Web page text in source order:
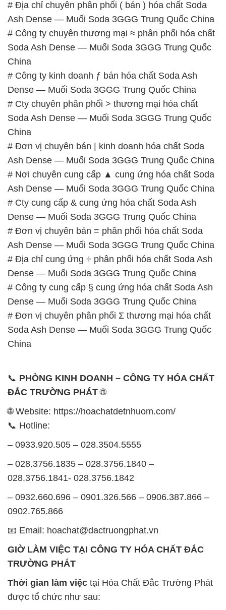
# Địa chỉ chuyên phân phối ( bán ) hóa chất Soda
Ash Dense — Muối Soda 3GGG Trung Quốc China
# Công ty chuyên thương mại ≈ phân phối hóa chất
Soda Ash Dense — Muối Soda 3GGG Trung Quốc
China
# Công ty kinh doanh ƒ bán hóa chất Soda Ash
Dense — Muối Soda 3GGG Trung Quốc China
# Cty chuyên phân phối > thương mại hóa chất
Soda Ash Dense — Muối Soda 3GGG Trung Quốc
China
# Đơn vị chuyên bán | kinh doanh hóa chất Soda
Ash Dense — Muối Soda 3GGG Trung Quốc China
# Nơi chuyên cung cấp ▲ cung ứng hóa chất Soda
Ash Dense — Muối Soda 3GGG Trung Quốc China
# Cty cung cấp & cung ứng hóa chất Soda Ash
Dense — Muối Soda 3GGG Trung Quốc China
# Đơn vị chuyên bán = phân phối hóa chất Soda
Ash Dense — Muối Soda 3GGG Trung Quốc China
# Địa chỉ cung ứng ÷ phân phối hóa chất Soda Ash
Dense — Muối Soda 3GGG Trung Quốc China
# Công ty cung cấp § cung ứng hóa chất Soda Ash
Dense — Muối Soda 3GGG Trung Quốc China
# Đơn vị chuyên phân phối Σ thương mại hóa chất
Soda Ash Dense — Muối Soda 3GGG Trung Quốc
China
📞 PHÒNG KINH DOANH – CÔNG TY HÓA CHẤT
ĐẮC TRƯỜNG PHÁT🌐
🌐 Website: https://hoachatdetnhuom.com/
📞 Hotline:
– 0933.920.505 – 028.3504.5555
– 028.3756.1835 – 028.3756.1840 –
028.3756.1841- 028.3756.1842
– 0932.660.696 – 0901.326.566 – 0906.387.866 –
0902.765.866
📧 Email: hoachat@dactruongphat.vn
GIỜ LÀM VIỆC TẠI CÔNG TY HÓA CHẤT ĐẮC
TRƯỜNG PHÁT
Thời gian làm việc tại Hóa Chất Đắc Trường Phát
được tổ chức như sau: